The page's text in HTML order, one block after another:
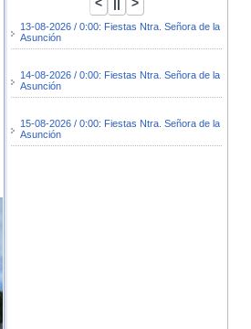
13-08-2026 / 0:00: Fiestas Ntra. Señora de la
Asunción
14-08-2026 / 0:00: Fiestas Ntra. Señora de la
Asunción
15-08-2026 / 0:00: Fiestas Ntra. Señora de la
Asunción